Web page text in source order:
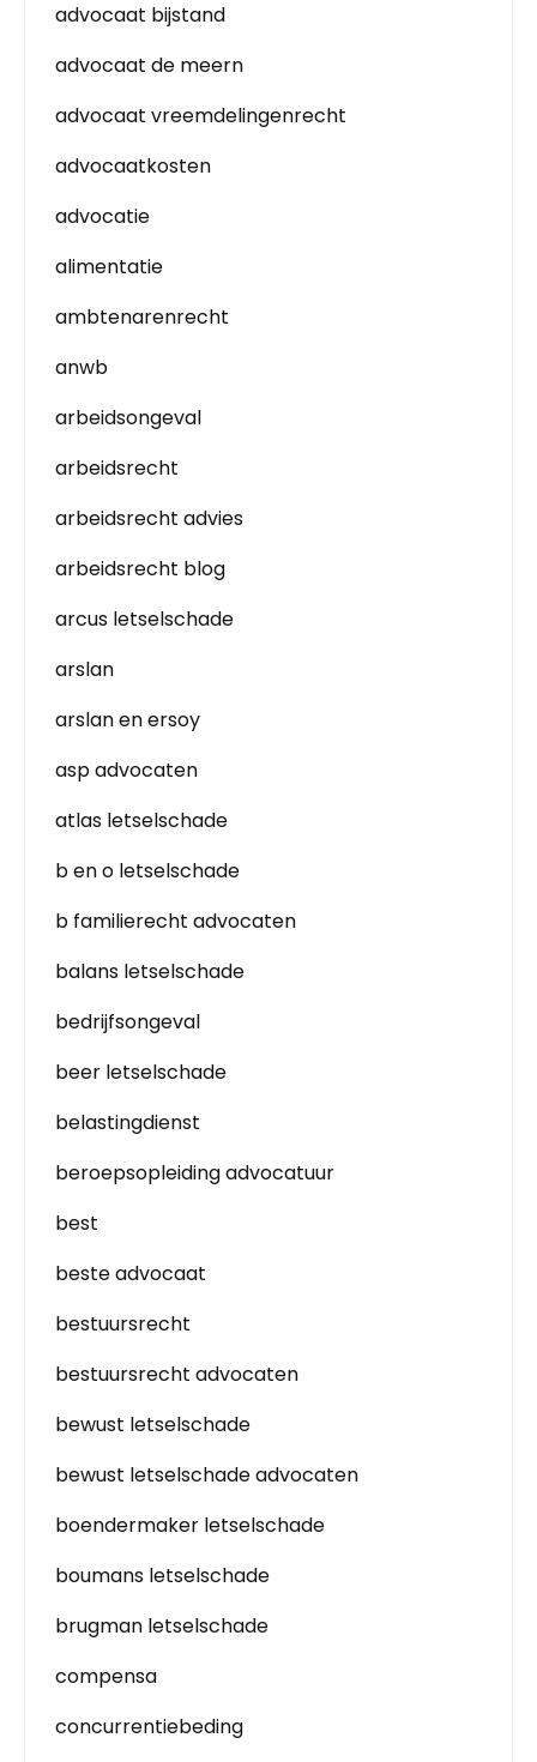
advocaat bijstand
advocaat de meern
advocaat vreemdelingenrecht
advocaatkosten
advocatie
alimentatie
ambtenarenrecht
anwb
arbeidsongeval
arbeidsrecht
arbeidsrecht advies
arbeidsrecht blog
arcus letselschade
arslan
arslan en ersoy
asp advocaten
atlas letselschade
b en o letselschade
b familierecht advocaten
balans letselschade
bedrijfsongeval
beer letselschade
belastingdienst
beroepsopleiding advocatuur
best
beste advocaat
bestuursrecht
bestuursrecht advocaten
bewust letselschade
bewust letselschade advocaten
boendermaker letselschade
boumans letselschade
brugman letselschade
compensa
concurrentiebeding